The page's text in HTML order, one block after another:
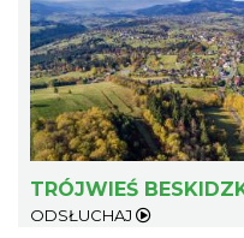
Akcja Przewodnik
Wisła
TRÓJWIEŚ
ODSŁUCHAJ